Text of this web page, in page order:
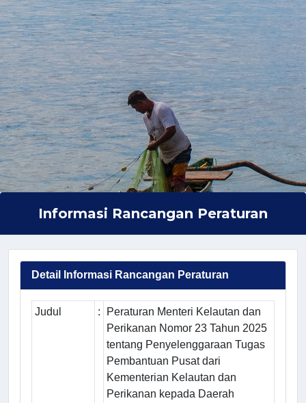
Informasi Rancangan Peraturan
Detail Informasi Rancangan Peraturan
Judul :
Peraturan Menteri Kelautan dan
Perikanan Nomor 23 Tahun 2025
tentang Penyelenggaraan Tugas
Pembantuan Pusat dari
Kementerian Kelautan dan
Perikanan kepada Daerah